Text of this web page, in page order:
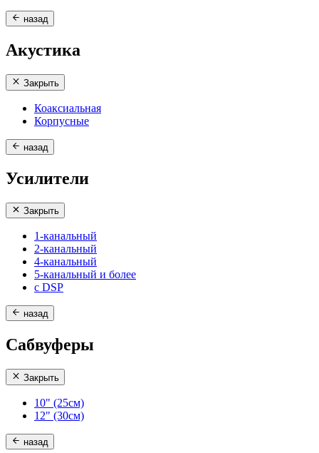
назад
Акустика
Закрыть
Коаксиальная
Корпусные
назад
Усилители
Закрыть
1-канальный
2-канальный
4-канальный
5-канальный и более
с DSP
назад
Сабвуферы
Закрыть
10" (25см)
12" (30см)
назад